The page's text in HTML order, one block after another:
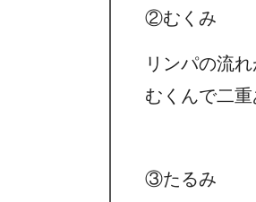
②むくみ
リンパの流
むくんで二重
③たるみ